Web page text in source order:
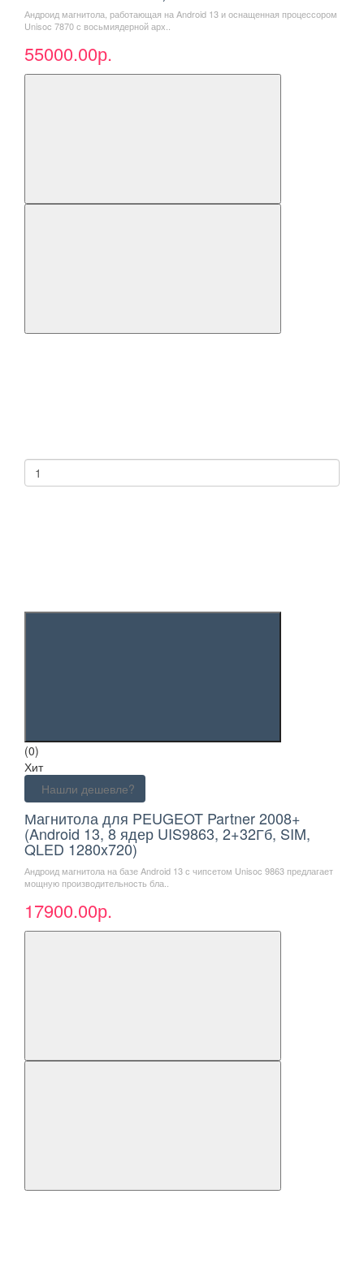
Андроид магнитола, работающая на Android 13 и оснащенная процессором
Unisoc 7870 с восьмиядерной арх..
55000.00р.
(0)
Хит
Нашли дешевле?
Магнитола для PEUGEOT Partner 2008+
(Android 13, 8 ядер UIS9863, 2+32Гб, SIM,
QLED 1280x720)
Андроид магнитола на базе Android 13 с чипсетом Unisoc 9863 предлагает
мощную производительность бла..
17900.00р.